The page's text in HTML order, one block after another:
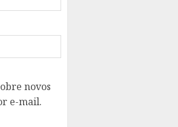
novos
e-mail.